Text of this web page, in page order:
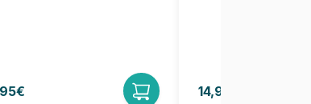
14,95€